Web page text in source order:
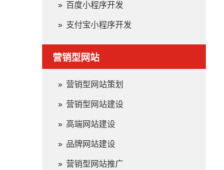
百度小程序开发
支付宝小程序开发
营销型网站
营销型网站策划
营销型网站建设
高端网站建设
品牌网站建设
营销型网站推广